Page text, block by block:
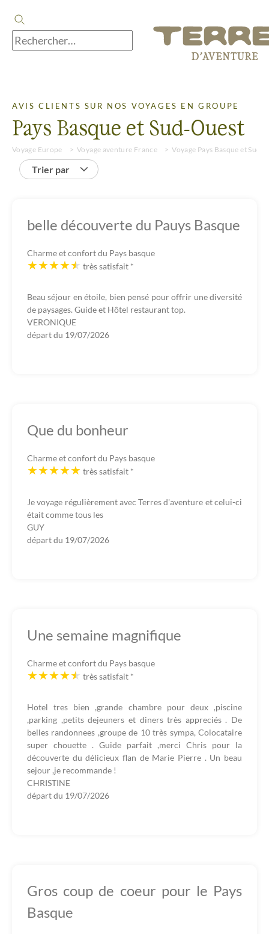
AVIS CLIENTS SUR NOS VOYAGES EN GROUPE
Pays Basque et Sud-Ouest
Voyage Europe Voyage aventure France Voyage Pays Basque et Sud-
Trier par
belle découverte du Pauys Basque
Charme et confort du Pays basque
très satisfait *
Beau séjour en étoile, bien pensé pour offrir une diversité
de paysages. Guide et Hôtel restaurant top.
VERONIQUE
départ du 19/07/2026
Que du bonheur
Charme et confort du Pays basque
très satisfait *
Je voyage régulièrement avec Terres d'aventure et celui-ci
était comme tous les
GUY
départ du 19/07/2026
Une semaine magnifique
Charme et confort du Pays basque
très satisfait *
Hotel tres bien ,grande chambre pour deux ,piscine
,parking ,petits dejeuners et diners très appreciés . De
belles randonnees ,groupe de 10 très sympa, Colocataire
super chouette . Guide parfait ,merci Chris pour la
découverte du délicieux flan de Marie Pierre . Un beau
sejour ,je recommande !
CHRISTINE
départ du 19/07/2026
Gros coup de coeur pour le Pays
Basque